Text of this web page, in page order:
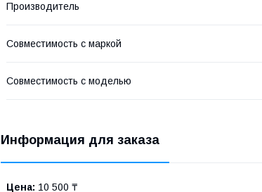
Производитель
Совместимость с маркой
Совместимость с моделью
Информация для заказа
Цена: 10 500 ₸